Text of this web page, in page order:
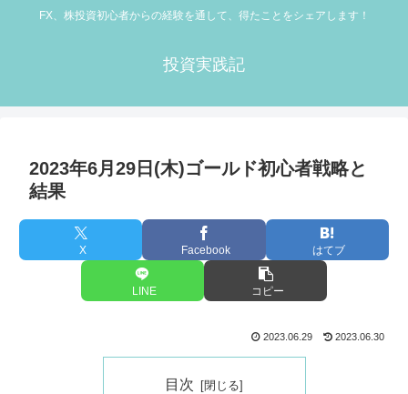
FX、株投資初心者からの経験を通して、得たことをシェアします！
投資実践記
2023年6月29日(木)ゴールド初心者戦略と
結果
X Facebook はてブ
LINE コピー
2023.06.29 2023.06.30
目次